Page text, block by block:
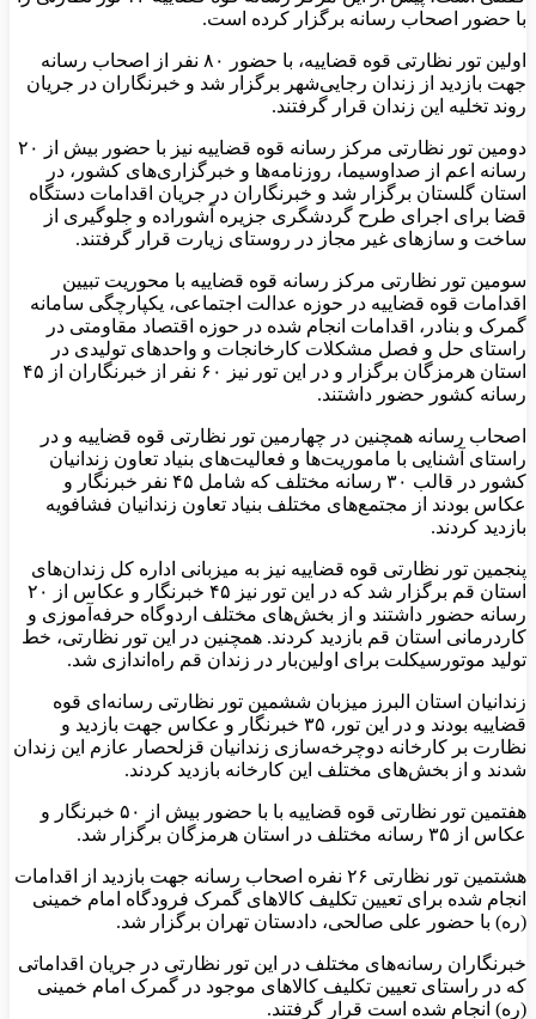
با حضور اصحاب رسانه برگزار کرده است.
اولین تور نظارتی قوه قضاییه، با حضور ۸۰ نفر از اصحاب رسانه
جهت بازدید از زندان رجایی‌شهر برگزار شد و خبرنگاران در جریان
روند تخلیه این زندان قرار گرفتند.
دومین تور نظارتی مرکز رسانه قوه قضاییه نیز با حضور بیش از ۲۰
رسانه اعم از صداوسیما، روزنامه‌ها و خبرگزاری‌های کشور، در
استان گلستان برگزار شد و خبرنگاران در جریان اقدامات دستگاه
قضا برای اجرای طرح گردشگری جزیره آشوراده و جلوگیری از
ساخت و سازهای غیر مجاز در روستای زیارت قرار گرفتند.
سومین تور نظارتی مرکز رسانه قوه قضاییه با محوریت تبیین
اقدامات قوه قضاییه در حوزه عدالت اجتماعی، یکپارچگی سامانه
گمرک و بنادر، اقدامات انجام شده در حوزه اقتصاد مقاومتی در
راستای حل و فصل مشکلات کارخانجات و واحدهای تولیدی در
استان هرمزگان برگزار و در این تور نیز ۶۰ نفر از خبرنگاران از ۴۵
رسانه کشور حضور داشتند.
اصحاب رسانه همچنین در چهارمین تور نظارتی قوه قضاییه و در
راستای آشنایی با ماموریت‌ها و فعالیت‌های بنیاد تعاون زندانیان
کشور در قالب ۳۰ رسانه مختلف که شامل ۴۵ نفر خبرنگار و
عکاس بودند از مجتمع‌های مختلف بنیاد تعاون زندانیان فشافویه
بازدید کردند.
پنجمین تور نظارتی قوه قضاییه نیز به میزبانی اداره کل زندان‌های
استان قم برگزار شد که در این تور نیز ۴۵ خبرنگار و عکاس از ۲۰
رسانه حضور داشتند و از بخش‌های مختلف اردوگاه حرفه‌آموزی و
کاردرمانی استان قم بازدید کردند. همچنین در این تور نظارتی، خط
تولید موتورسیکلت برای اولین‌بار در زندان قم راه‌اندازی شد.
زندانیان استان البرز میزبان ششمین تور نظارتی رسانه‌ای قوه
قضاییه بودند و در این تور، ۳۵ خبرنگار و عکاس جهت بازدید و
نظارت بر کارخانه دوچرخه‌سازی زندانیان قزلحصار عازم این زندان
شدند و از بخش‌های مختلف این کارخانه بازدید کردند.
هفتمین تور نظارتی قوه قضاییه با با حضور بیش از ۵۰ خبرنگار و
عکاس از ۳۵ رسانه مختلف در استان هرمزگان برگزار شد.
هشتمین تور نظارتی ۲۶ نفره اصحاب رسانه جهت بازدید از اقدامات
انجام شده برای تعیین تکلیف کالاهای گمرک فرودگاه امام خمینی
(ره) با حضور علی صالحی، دادستان تهران برگزار شد.
خبرنگاران رسانه‌های مختلف در این تور نظارتی در جریان اقداماتی
که در راستای تعیین تکلیف کالاهای موجود در گمرک امام خمینی
(ره) انجام شده است قرار گرفتند.